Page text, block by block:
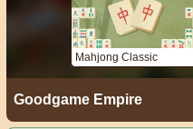
Mahjong Classic
Goodgame Empire